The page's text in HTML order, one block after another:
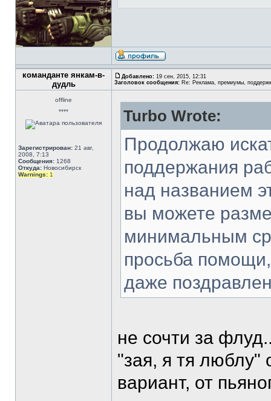
команданте янкам-в-
дудль
Добавлено: 19 сен, 2015, 12:31
Заголовок сообщения: Re: Реклама, премиумы,
offline
****
Зарегистрирован: 21 авг,
2008, 7:13
Сообщения: 1268
Откуда: Новосибирск
Warnings: 1
Turbo Wrote:
Продолжаю
поддержания
над названием
вы можете
минимальным
просьба
даже
не сочти за
"зая, я тя люблу"
вариант, от